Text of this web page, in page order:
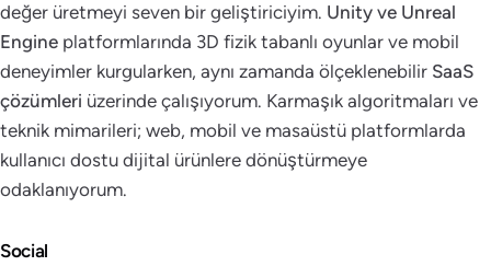
değer üretmeyi seven bir geliştiriciyim. Unity ve Unreal
Engine platformlarında 3D fizik tabanlı oyunlar ve mobil
deneyimler kurgularken, aynı zamanda ölçeklenebilir SaaS
çözümleri üzerinde çalışıyorum. Karmaşık algoritmaları ve
teknik mimarileri; web, mobil ve masaüstü platformlarda
kullanıcı dostu dijital ürünlere dönüştürmeye
odaklanıyorum.
Social